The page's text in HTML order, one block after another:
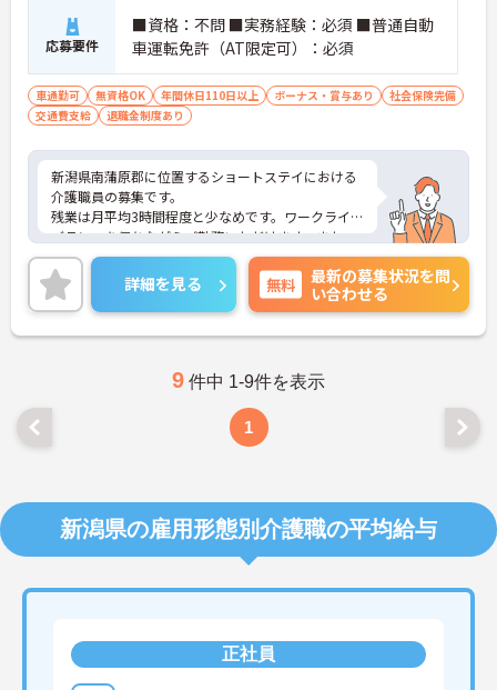
応募要件
■資格：不問 ■実務経験：必須 ■普通自動
車運転免許（AT限定可）：必須
車通勤可 無資格OK 年間休日110日以上 ボーナス・賞与あり
社会保険完備
交通費支給
退職金制度あり
新潟県南蒲原郡に位置するショートステイにおける
介護職員の募集です。
残業は月平均3時間程度と少なめです。ワークライフ
バランスを保ちながらご勤務いただけます。また、
賞与は計4.0ヶ月分の支給実績があり、頑張りがきち
んと評価される職場です。
ご興味のある方には、面接対策ポイントなど、さら
に詳細をご案内しますのでお気軽にご相談くださ
い！
詳細を見る 無料
最新の募集状況を問
い合わせる
9 件中 1-9件を表示
1
新潟県の雇用形態別介護職の平均給与
正社員